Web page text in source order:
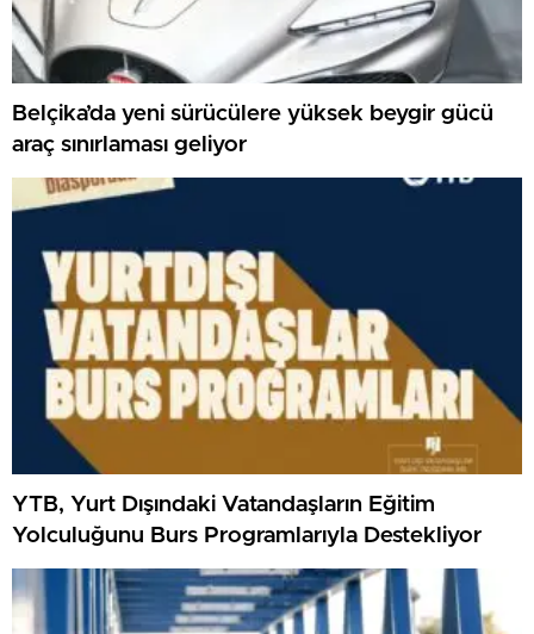
Belçika’da yeni sürücülere yüksek beygir gücü
araç sınırlaması geliyor
YTB, Yurt Dışındaki Vatandaşların Eğitim
Yolculuğunu Burs Programlarıyla Destekliyor